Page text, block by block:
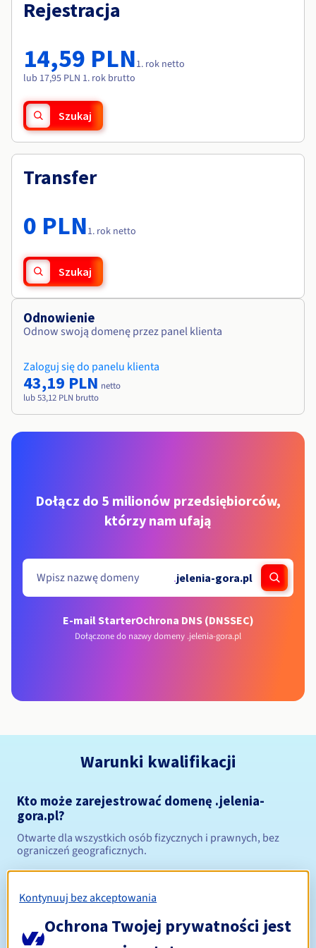
Cennik
Roadmap & Changelog
Monitorowanie
Roadmap & Changelog
Roadmap & Changelog
Roadmap & Changelog
Roadmap & Changelog
Rejestracja
14,59 PLN1. rok netto
lub 17,95 PLN 1. rok brutto
Szukaj
Transfer
0 PLN1. rok netto
Szukaj
Odnowienie
Odnow swoją domenę przez panel klienta
Zaloguj się do panelu klienta
43,19 PLN netto
lub 53,12 PLN brutto
Dołącz do 5 milionów przedsiębiorców,
którzy nam ufają
.jelenia-gora.pl
E-mail StarterOchrona DNS (DNSSEC)
Dołączone do nazwy domeny .jelenia-gora.pl
Warunki kwalifikacji
Kto może zarejestrować domenę .jelenia-
gora.pl?
Otwarte dla wszystkich osób fizycznych i prawnych, bez
ograniczeń geograficznych.
Okres rejestracji Od 1 do 10 lat
Kontynuuj bez akceptowania
Ochrona Twojej prywatności jest